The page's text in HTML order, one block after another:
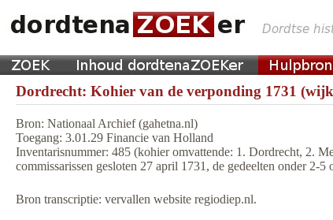
Dordrecht: Kohier van de verponding 1731
Bron: Nationaal Archief (gahetna.nl)
Toegang: 3.01.29 Financie van Holland
Inventarisnummer: 485 (kohier omvattende: 1. Dordrecht, 2.
commissarissen gesloten 27 april 1731, de gedeelten onder 2-5
Bron transcriptie: vervallen website regiodiep.nl.